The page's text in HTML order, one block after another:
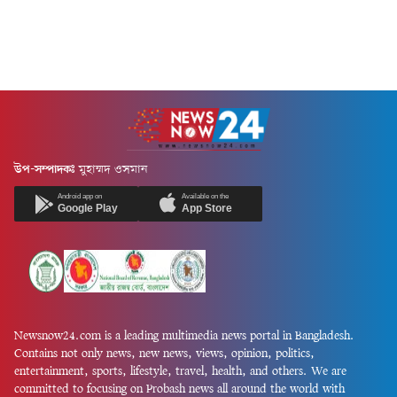
উপ-সম্পাদকঃ মুহাম্মদ ওসমান
Android app on
Google Play
Available on the
App Store
Newsnow24.com is a leading multimedia news portal in Bangladesh.
Contains not only news, new news, views, opinion, politics,
entertainment, sports, lifestyle, travel, health, and others. We are
committed to focusing on Probash news all around the world with